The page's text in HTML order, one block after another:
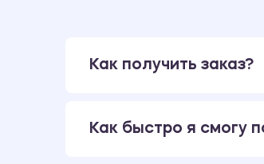
Как получить заказ?
Как быстро я смогу